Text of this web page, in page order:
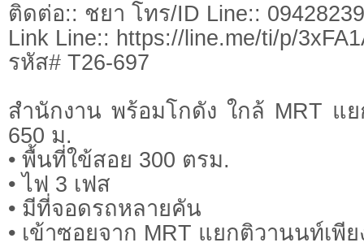
ติดต่อ:: ชยา โทร/ID Line::
Link Line:: https://line.me/ti/p/
รหัส# T26-697
สำนักงาน พร้อมโกดัง ใกล้ MRT แ
650 ม.
• พื้นที่ใข้สอย 300 ตรม.
• ไฟ 3 เฟส
• มีที่จอดรถหลายคัน
• เข้าซอยจาก MRT แยกติวานนท์เพีย